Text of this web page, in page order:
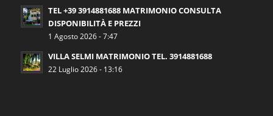
TEL +39 3914881688 MATRIMONIO CONSULTA
DISPONIBILITÀ E PREZZI
1 Agosto 2026 - 7:47
VILLA SELMI MATRIMONIO TEL. 3914881688
22 Luglio 2026 - 13:16